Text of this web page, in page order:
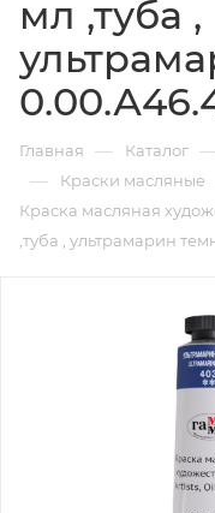
мл ,туба ,
Главная — Каталог
— Краски масляные
Краска масляная
,туба , ультрамарин